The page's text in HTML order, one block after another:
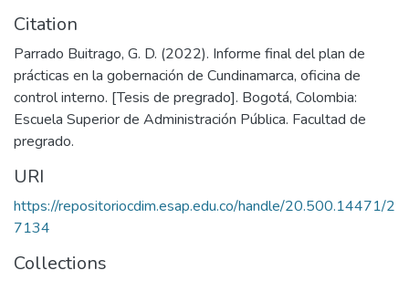
Citation
Parrado Buitrago, G. D. (2022). Informe final del plan de
prácticas en la gobernación de Cundinamarca, oficina de
control interno. [Tesis de pregrado]. Bogotá, Colombia:
Escuela Superior de Administración Pública. Facultad de
pregrado.
URI
https://repositoriocdim.esap.edu.co/handle/20.500.14471/2
7134
Collections